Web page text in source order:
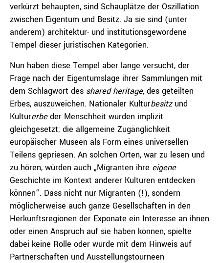
verkürzt behaupten, sind Schauplätze der Oszillation
zwischen Eigentum und Besitz. Ja sie sind (unter
anderem) architektur- und institutionsgewordene
Tempel dieser juristischen Kategorien.
Nun haben diese Tempel aber lange versucht, der
Frage nach der Eigentumslage ihrer Sammlungen mit
dem Schlagwort des shared heritage, des geteilten
Erbes, auszuweichen. Nationaler Kulturbesitzund
Kulturerbeder Menschheit wurden implizit
gleichgesetzt; die allgemeine Zugänglichkeit
europäischer Museen als Form eines universellen
Teilens gepriesen. An solchen Orten, war zu lesen und
zu hören, würden auch „Migranten ihre eigene
Geschichte im Kontext anderer Kulturen entdecken
können“. Dass nicht nur Migranten (!), sondern
möglicherweise auch ganze Gesellschaften in den
Herkunftsregionen der Exponate ein Interesse an ihnen
oder einen Anspruch auf sie haben können, spielte
dabei keine Rolle oder wurde mit dem Hinweis auf
Partnerschaften und Ausstellungstourneen